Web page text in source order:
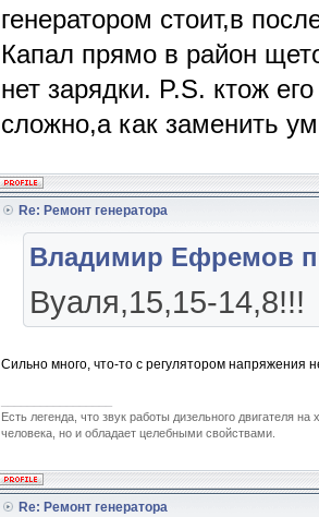
генератором стоит,в
Капал прямо в район
нет зарядки. P.S. ктож
сложно,а как заменить
Re: Ремонт генератора
Владимир Ефремов
Вуаля,15,15-14,8!!!
Сильно много, что-то с регулятором напряжения
Есть легенда, что звук работы дизельного двигателя
человека, но и обладает целебными свойствами.
Re: Ремонт генератора